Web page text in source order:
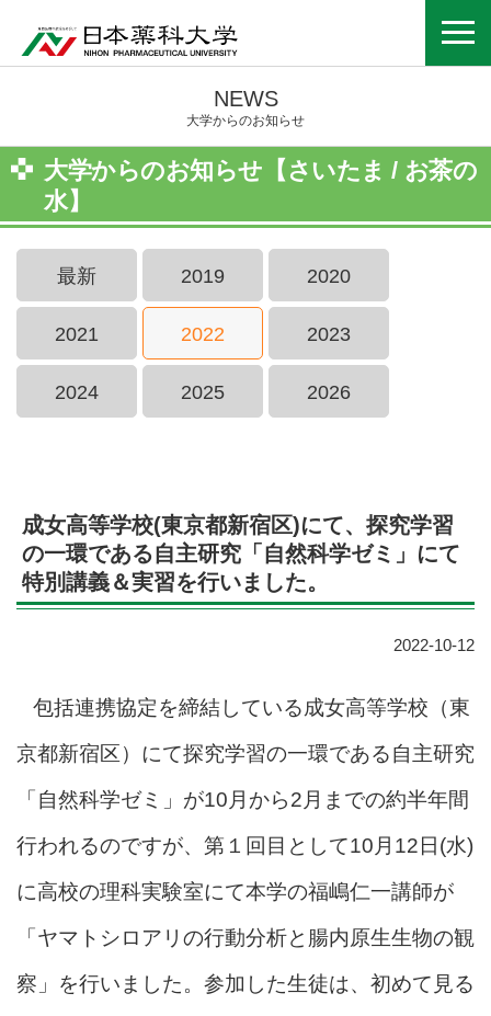
NEWS
大学からのお知らせ
大学からのお知らせ【さいたま / お茶の
水】
最新 2019 2020
2021 2022 2023
2024 2025 2026
成女高等学校(東京都新宿区)にて、探究学習
の一環である自主研究「自然科学ゼミ」にて
特別講義＆実習を行いました。
2022-10-12
包括連携協定を締結している成女高等学校（東
京都新宿区）にて探究学習の一環である自主研究
「自然科学ゼミ」が10月から2月までの約半年間
行われるのですが、第１回目として10月12日(水)
に高校の理科実験室にて本学の福嶋仁一講師が
「ヤマトシロアリの行動分析と腸内原生生物の観
察」を行いました。参加した生徒は、初めて見る